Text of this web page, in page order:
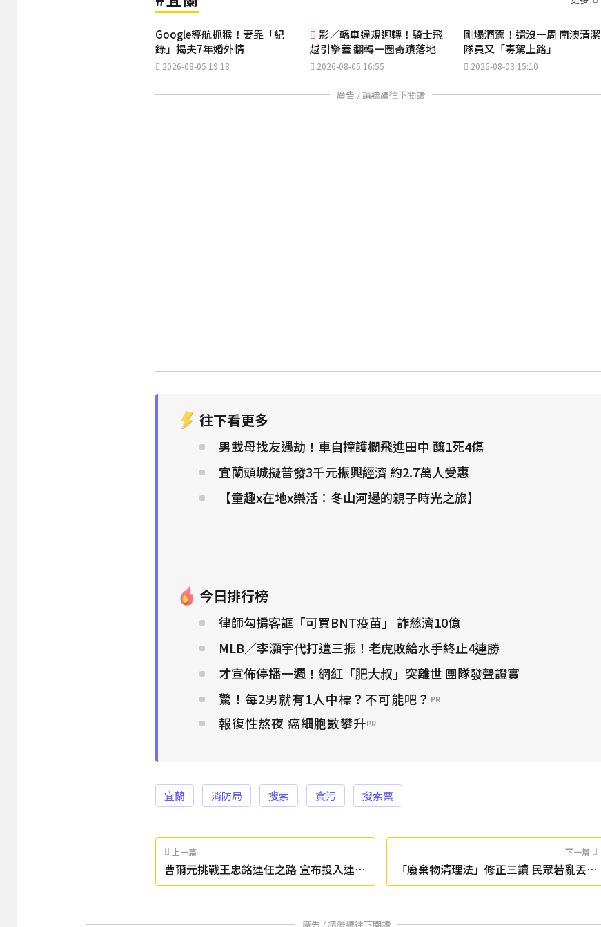
Google導航抓猴！妻靠「紀
錄」揭夫7年婚外情
2026-08-05 19:18
影／轎車違規迴轉！騎士飛
越引擎蓋 翻轉一圈奇蹟落地
2026-08-05 16:55
剛爆酒駕！還沒一周 南澳清潔
隊員又「毒駕上路」
2026-08-03 15:10
廣告 / 請繼續往下閱讀
往下看更多
男載母找友遇劫！車自撞護欄飛進田中 釀1死4傷
宜蘭頭城擬普發3千元振興經濟 約2.7萬人受惠
【童趣x在地x樂活：冬山河邊的親子時光之旅】
今日排行榜
律師勾掮客誆「可買BNT疫苗」 詐慈濟10億
MLB／李灝宇代打遭三振！老虎敗給水手終止4連勝
才宣佈停播一週！網紅「肥大叔」突離世 團隊發聲證實
驚！每2男就有1人中標？不可能吧？ PR
報復性熬夜 癌細胞數攀升PR
宜蘭 消防局 搜索 貪污 搜索票
上一篇
曹爾元挑戰王忠銘連任之路 宣布投入連江
縣長選舉
下一篇
「廢棄物清理法」修正三讀 民眾若亂丟垃
圾最高罰10萬